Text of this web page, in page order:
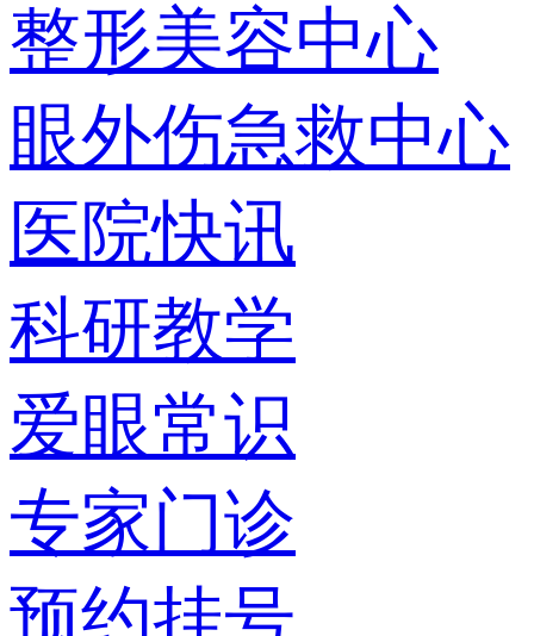
整形美容中心
眼外伤急救中心
医院快讯
科研教学
爱眼常识
专家门诊
预约挂号